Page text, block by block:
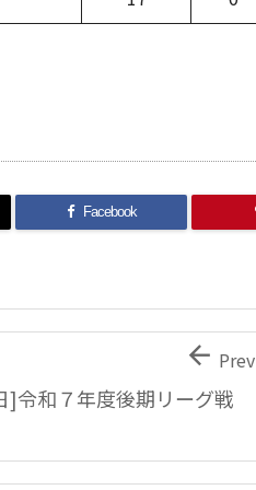
Facebook
]令和７年度後期リーグ戦
 Prev